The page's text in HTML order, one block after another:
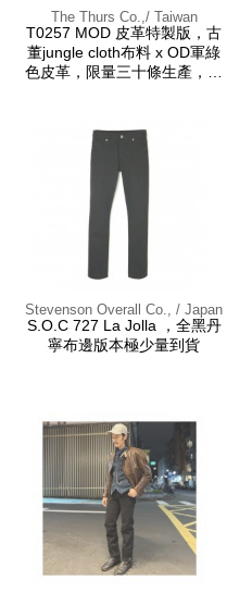
The Thurs Co.,/ Taiwan
T0257 MOD 皮革特製版，古
董jungle cloth布料 x OD軍綠
色皮革，限量三十條生產，預
Stevenson Overall Co., / Japan
S.O.C 727 La Jolla ，全黑丹
寧布邊版本極少量到貨